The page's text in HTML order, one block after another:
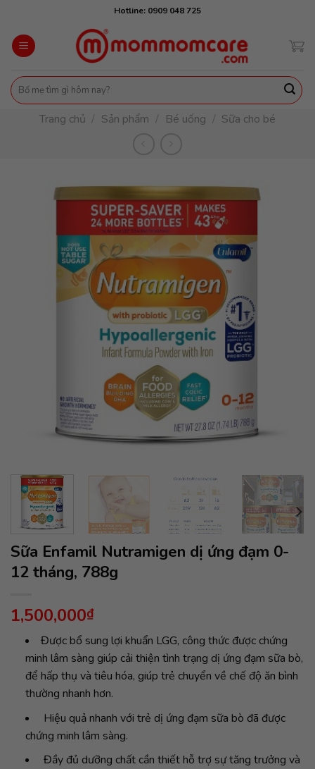
content
Hotline: 0909 048 725
Tìm
kiếm:
Trang chủ / Sản phẩm / Bé uống / Sữa cho bé
Sữa Enfamil Nutramigen dị ứng đạm 0-
12 tháng, 788g
1,500,000₫
Được bổ sung lợi khuẩn LGG, công thức được chứng
minh lâm sàng giúp cải thiện tình trạng dị ứng đạm sữa bò,
để hấp thụ và tiêu hóa, giúp trẻ chuyển về chế độ ăn bình
thường nhanh hơn.
Hiệu quả nhanh với trẻ dị ứng đạm sữa bò đã được
chứng minh lâm sàng.
Đầy đủ dưỡng chất cần thiết hỗ trợ sự tăng trưởng và